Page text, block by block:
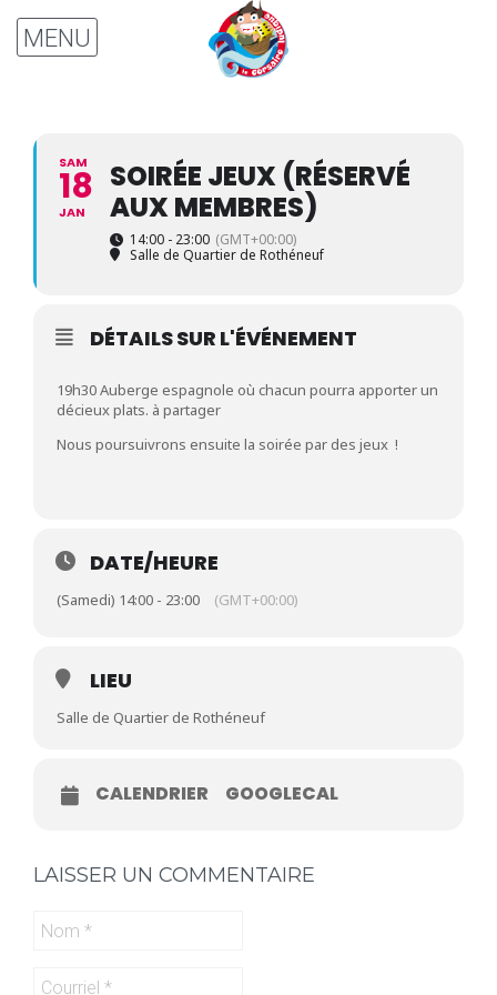
SAM
18
JAN
SOIRÉE JEUX (RÉSERVÉ
AUX MEMBRES)
14:00 - 23:00 (GMT+00:00)
Salle de Quartier de Rothéneuf
DÉTAILS SUR L'ÉVÉNEMENT
19h30 Auberge espagnole où chacun pourra apporter un
décieux plats. à partager
Nous poursuivrons ensuite la soirée par des jeux !
DATE/HEURE
(Samedi) 14:00 - 23:00 (GMT+00:00)
LIEU
Salle de Quartier de Rothéneuf
CALENDRIER GOOGLECAL
LAISSER UN COMMENTAIRE